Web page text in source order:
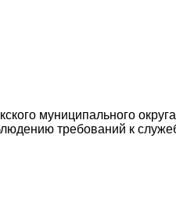
муниципального
требований к